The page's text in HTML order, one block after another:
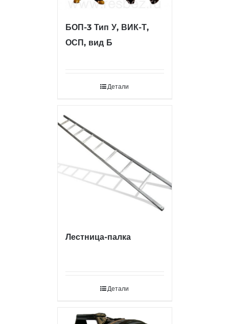
БОП-3 Тип У, ВИК-Т,
ОСП, вид Б
Детали
Лестница-палка
Детали